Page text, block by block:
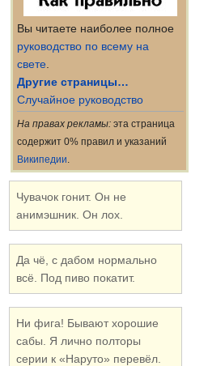
Вы читаете наиболее полное
руководство по всему на
свете.
Другие страницы…
Случайное руководство
На правах рекламы: эта страница
содержит 0% правил и указаний
Википедии
Чувачок гонит. Он не
анимэшник. Он лох.
Да чё, с дабом нормально
всё. Под пиво покатит.
Ни фига! Бывают хорошие
сабы. Я лично полторы
серии к «Наруто» перевёл.